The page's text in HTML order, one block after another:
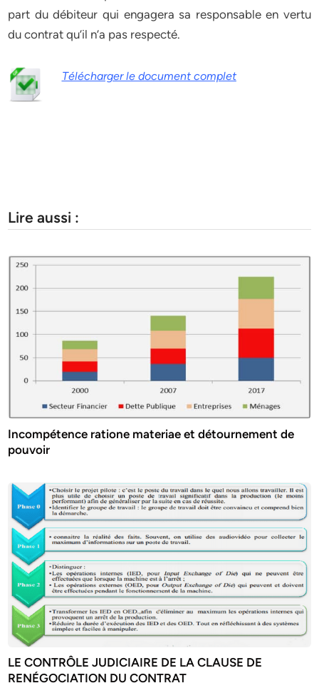
part du débiteur qui engagera sa responsable en vertu
du contrat qu’il n’a pas respecté.
Télécharger le document complet
Lire aussi :
Incompétence ratione materiae et détournement de
pouvoir
LE CONTRÔLE JUDICIAIRE DE LA CLAUSE DE
RENÉGOCIATION DU CONTRAT